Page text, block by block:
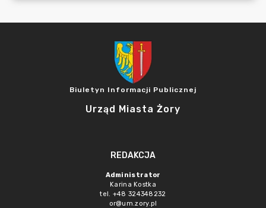
Biuletyn Informacji Publicznej
Urząd Miasta Żory
REDAKCJA
Administrator
Karina Kostka
tel. +48 324348232
or@um.zory.pl